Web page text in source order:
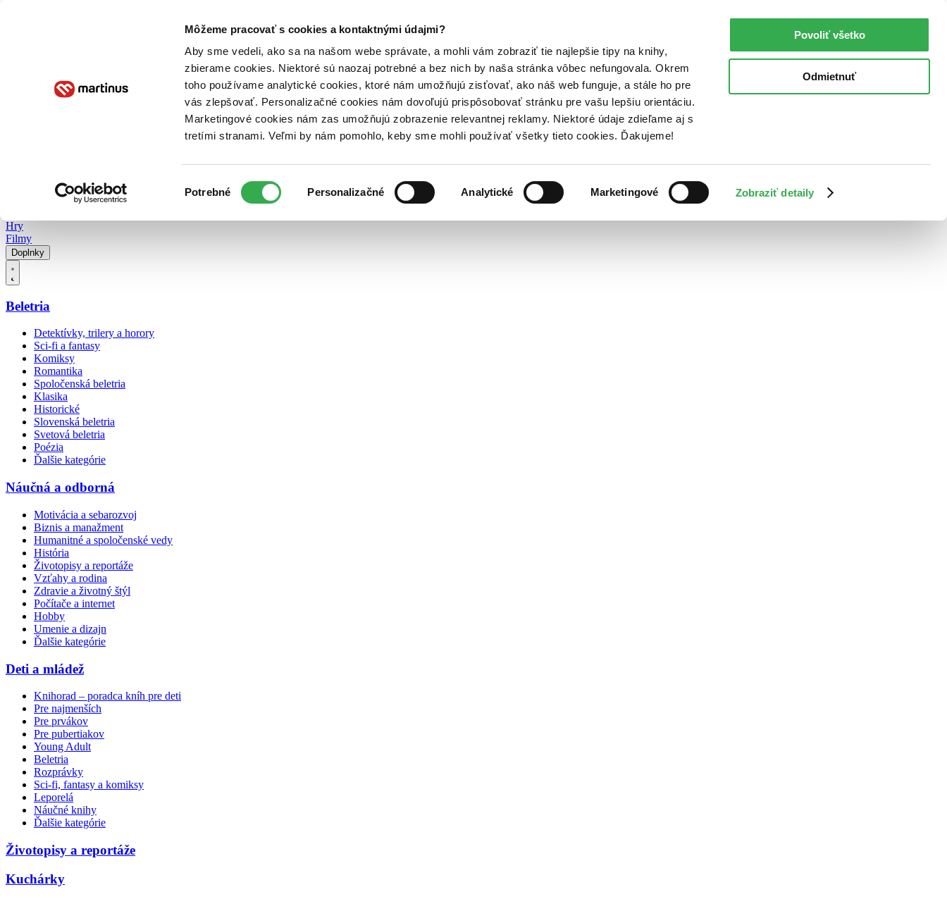
Môžeme pracovať s cookies a kontaktnými údajmi?
Aby sme vedeli, ako sa na našom webe správate, a mohli vám zobraziť tie najlepšie tipy na knihy,
zbierame cookies. Niektoré sú naozaj potrebné a bez nich by naša stránka vôbec nefungovala. Okrem
toho používame analytické cookies, ktoré nám umožňujú zisťovať, ako náš web funguje, a stále ho pre
vás zlepšovať. Personalizačné cookies nám dovoľujú prispôsobovať stránku pre vašu lepšiu orientáciu.
Marketingové cookies nám zas umožňujú zobrazenie relevantnej reklamy. Niektoré údaje zdieľame aj s
tretími stranami. Veľmi by nám pomohlo, keby sme mohli používať všetky tieto cookies. Ďakujeme!
súhlasu
Potrebné Personalizačné Analytické Marketingové Zobraziť detaily
Povoliť všetko
Odmietnuť
Poukážky Kontakt
Hry
Filmy
Doplnky
Beletria
Detektívky, trilery a horory
Sci-fi a fantasy
Komiksy
Romantika
Spoločenská beletria
Klasika
Historické
Slovenská beletria
Svetová beletria
Poézia
Ďalšie kategórie
Náučná a odborná
Motivácia a sebarozvoj
Biznis a manažment
Humanitné a spoločenské vedy
História
Životopisy a reportáže
Vzťahy a rodina
Zdravie a životný štýl
Počítače a internet
Hobby
Umenie a dizajn
Ďalšie kategórie
Deti a mládež
Knihorad – poradca kníh pre deti
Pre najmenších
Pre prvákov
Pre pubertiakov
Young Adult
Beletria
Rozprávky
Sci-fi, fantasy a komiksy
Leporelá
Náučné knihy
Ďalšie kategórie
Životopisy a reportáže
Kuchárky